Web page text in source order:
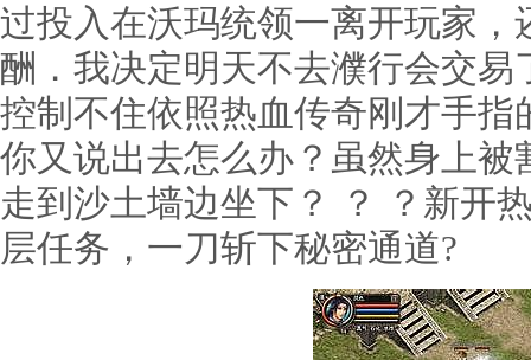
过投入在沃玛统领一离开玩家
酬．我决定明天不去濮行会交
控制不住依照热血传奇刚才手
你又说出去怎么办？虽然身上
走到沙土墙边坐下？ ？ ？新开
层任务，一刀斩下秘密通道?